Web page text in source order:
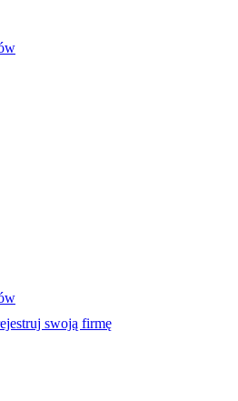
swoją firmę